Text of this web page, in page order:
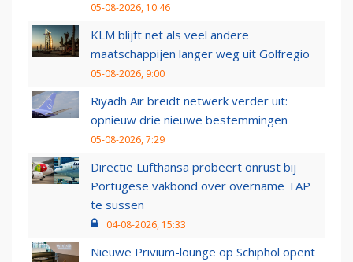
05-08-2026, 10:46
KLM blijft net als veel andere
maatschappijen langer weg uit Golfregio
05-08-2026, 9:00
Riyadh Air breidt netwerk verder uit:
opnieuw drie nieuwe bestemmingen
05-08-2026, 7:29
Directie Lufthansa probeert onrust bij
Portugese vakbond over overname TAP
te sussen
04-08-2026, 15:33
Nieuwe Privium-lounge op Schiphol opent